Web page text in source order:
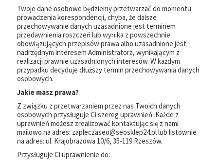
Twoje dane osobowe będziemy przetwarzać do momentu
prowadzenia korespondencji, chyba, że dalsze
przechowywanie danych uzasadnione jest terminem
przedawnienia roszczeń lub wynika z powszechnie
obowiązujących przepisów prawa albo uzasadnione jest
nadrzędnym interesem Administratora, wynikającym z
realizacji prawnie uzasadnionych interesów. W każdym
przypadku decyduje dłuższy termin przechowywania danych
osobowych.
Jakie masz prawa?
Z związku z przetwarzaniem przez nas Twoich danych
osobowych przysługuje Ci szereg uprawnień. Każde z
uprawnień możesz zrealizować kontaktując się z nami
mailowo na adres: zapleczaseo@seosklep24.pl lub listownie
na adres: ul. Krajobrazowa 10/6, 35-119 Rzeszów.
Przysługuje Ci uprawnienie do: